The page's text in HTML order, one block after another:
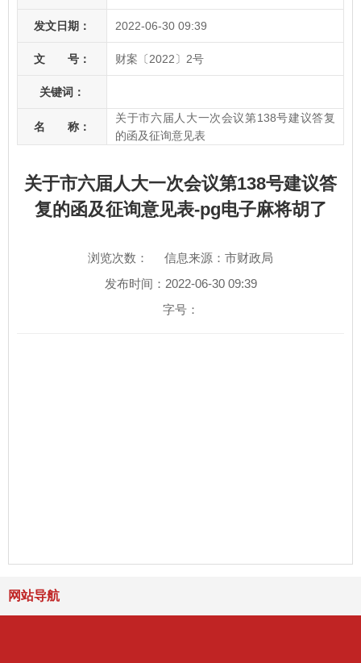
发文日期： 2022-06-30 09:39
文 号： 财案〔2022〕2号
关键词：
名 称：
关于市六届人大一次会议第138号建议答复
的函及征询意见表
关于市六届人大一次会议第138号建议答
复的函及征询意见表-pg电子麻将胡了
浏览次数：
信息来源：市财政局
发布时间：2022-06-30 09:39
字号：
网站导航